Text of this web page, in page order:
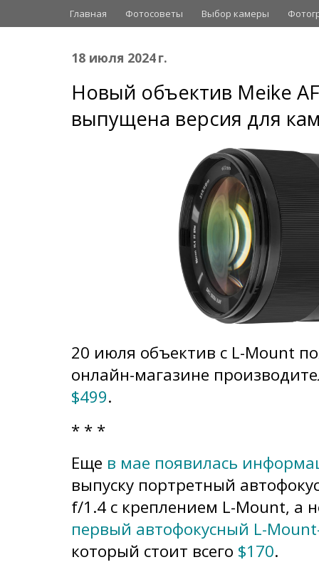
Главная Фотосоветы Выбор камеры
18 июля 2024 г.
Новый объектив Meike
выпущена версия для
20 июля объектив с L-Mount
онлайн-магазине
$499.
* * *
Еще в мае появилась
выпуску портретный
f/1.4 с креплением L-Mount, а
первый автофокусный L-
который стоит всего $170.